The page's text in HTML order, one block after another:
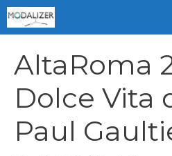
Vai
al
AltaRoma
Dolce Vita
Paul